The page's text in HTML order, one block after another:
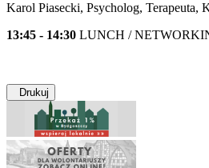
Karol Piasecki, Psycholog, Terapeuta,
13:45 - 14:30 LUNCH /
Drukuj